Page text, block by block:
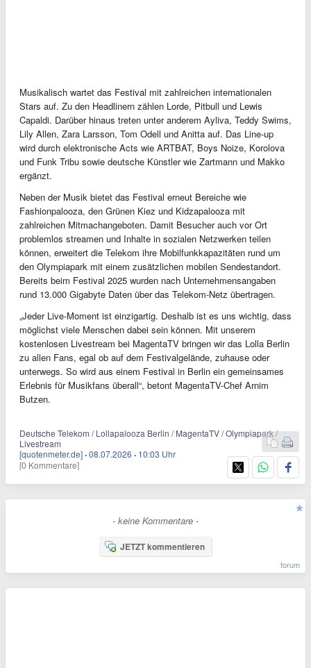
Musikalisch wartet das Festival mit zahlreichen internationalen
Stars auf. Zu den Headlinern zählen Lorde, Pitbull und Lewis
Capaldi. Darüber hinaus treten unter anderem Ayliva, Teddy Swims,
Lily Allen, Zara Larsson, Tom Odell und Anitta auf. Das Line-up
wird durch elektronische Acts wie ARTBAT, Boys Noize, Korolova
und Funk Tribu sowie deutsche Künstler wie Zartmann und Makko
ergänzt.
Neben der Musik bietet das Festival erneut Bereiche wie
Fashionpalooza, den Grünen Kiez und Kidzapalooza mit
zahlreichen Mitmachangeboten. Damit Besucher auch vor Ort
problemlos streamen und Inhalte in sozialen Netzwerken teilen
können, erweitert die Telekom ihre Mobilfunkkapazitäten rund um
den Olympiapark mit einem zusätzlichen mobilen Sendestandort.
Bereits beim Festival 2025 wurden nach Unternehmensangaben
rund 13.000 Gigabyte Daten über das Telekom-Netz übertragen.
„Jeder Live-Moment ist einzigartig. Deshalb ist es uns wichtig, dass
möglichst viele Menschen dabei sein können. Mit unserem
kostenlosen Livestream bei MagentaTV bringen wir das Lolla Berlin
zu allen Fans, egal ob auf dem Festivalgelände, zuhause oder
unterwegs. So wird aus einem Festival in Berlin ein gemeinsames
Erlebnis für Musikfans überall“, betont MagentaTV-Chef Arnim
Butzen.
Deutsche Telekom / Lollapalooza Berlin / MagentaTV / Olympiapark /
Livestream
[quotenmeter.de] ·08.07.2026 · 10:03 Uhr
[0 Kommentare]
- keine Kommentare -
JETZT kommentieren
forum